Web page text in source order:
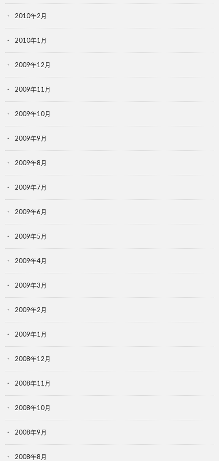
2010年2月
2010年1月
2009年12月
2009年11月
2009年10月
2009年9月
2009年8月
2009年7月
2009年6月
2009年5月
2009年4月
2009年3月
2009年2月
2009年1月
2008年12月
2008年11月
2008年10月
2008年9月
2008年8月